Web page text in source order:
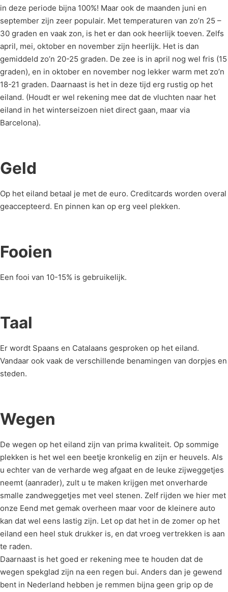
in deze periode bijna 100%! Maar ook de maanden juni en
september zijn zeer populair. Met temperaturen van zo’n 25 –
30 graden en vaak zon, is het er dan ook heerlijk toeven. Zelfs
april, mei, oktober en november zijn heerlijk. Het is dan
gemiddeld zo’n 20-25 graden. De zee is in april nog wel fris (15
graden), en in oktober en november nog lekker warm met zo’n
18-21 graden. Daarnaast is het in deze tijd erg rustig op het
eiland. (Houdt er wel rekening mee dat de vluchten naar het
eiland in het winterseizoen niet direct gaan, maar via
Barcelona).
Geld
Op het eiland betaal je met de euro. Creditcards worden overal
geaccepteerd. En pinnen kan op erg veel plekken.
Fooien
Een fooi van 10-15% is gebruikelijk.
Taal
Er wordt Spaans en Catalaans gesproken op het eiland.
Vandaar ook vaak de verschillende benamingen van dorpjes en
steden.
Wegen
De wegen op het eiland zijn van prima kwaliteit. Op sommige
plekken is het wel een beetje kronkelig en zijn er heuvels. Als
u echter van de verharde weg afgaat en de leuke zijweggetjes
neemt (aanrader), zult u te maken krijgen met onverharde
smalle zandweggetjes met veel stenen. Zelf rijden we hier met
onze Eend met gemak overheen maar voor de kleinere auto
kan dat wel eens lastig zijn. Let op dat het in de zomer op het
eiland een heel stuk drukker is, en dat vroeg vertrekken is aan
te raden.
Daarnaast is het goed er rekening mee te houden dat de
wegen spekglad zijn na een regen bui. Anders dan je gewend
bent in Nederland hebben je remmen bijna geen grip op de